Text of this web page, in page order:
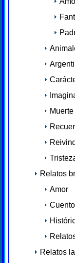
Muerte
Relatos
Amor
Relatos